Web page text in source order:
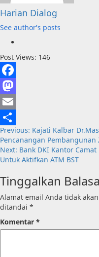
Harian Dialog
See author's posts
Post Views: 146
Facebook
Mastodon
Email
Share
Post
navigation
Previous: Kajati Kalbar
Pencanangan Pembangunan
Next: Bank DKI Kantor
Untuk Aktifkan ATM BST
Tinggalkan
Alamat email Anda tidak
ditandai *
Komentar *